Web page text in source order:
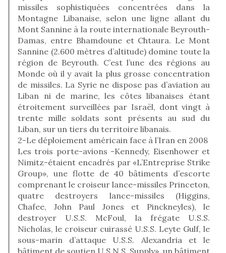
missiles sophistiquées concentrées dans la
Montagne Libanaise, selon une ligne allant du
Mont Sannine à la route internationale Beyrouth-
Damas, entre Bhamdoune et Chtaura. Le Mont
Sannine (2.600 mètres d’altitude) domine toute la
région de Beyrouth. C’est l’une des régions au
Monde où il y avait la plus grosse concentration
de missiles. La Syrie ne dispose pas d’aviation au
Liban ni de marine, les côtes libanaises étant
étroitement surveillées par Israël, dont vingt à
trente mille soldats sont présents au sud du
Liban, sur un tiers du territoire libanais.
2-Le déploiement américain face à l’Iran en 2008
Les trois porte-avions -Kennedy, Eisenhower et
Nimitz-étaient encadrés par «L’Entreprise Strike
Group», une flotte de 40 bâtiments d’escorte
comprenant le croiseur lance-missiles Princeton,
quatre destroyers lance-missiles (Higgins,
Chafee, John Paul Jones et Pinckneyles), le
destroyer U.S.S. McFoul, la frégate U.S.S.
Nicholas, le croiseur cuirassé U.S.S. Leyte Gulf, le
sous-marin d’attaque U.S.S. Alexandria et le
bâtiment de soutien U.S.N.S. Supply», un bâtiment